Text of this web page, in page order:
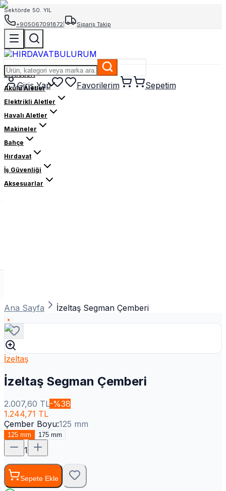
Sektörde 50. YIL
+905067091872
Sipariş Takip
Giriş Yap Favorilerim Sepetim
El Aletleri
Akülü Aletler
Elektrikli Aletler
Havalı Aletler
Makineler
Bahçe
Hırdavat
İş Güvenliği
Aksesuarlar
Ana Sayfa İzeltaş Segman Çemberi
İzeltaş
İzeltaş Segman Çemberi
2.007,60 TL-%38
1.244,71 TL
Çember Boyu:125 mm
125 mm 175 mm
1
Sepete Ekle